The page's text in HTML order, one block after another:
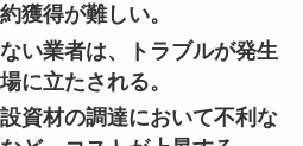
獲得が難しい。
い業者は、トラブルが発生
に立たされる。
資材の調達において不利な